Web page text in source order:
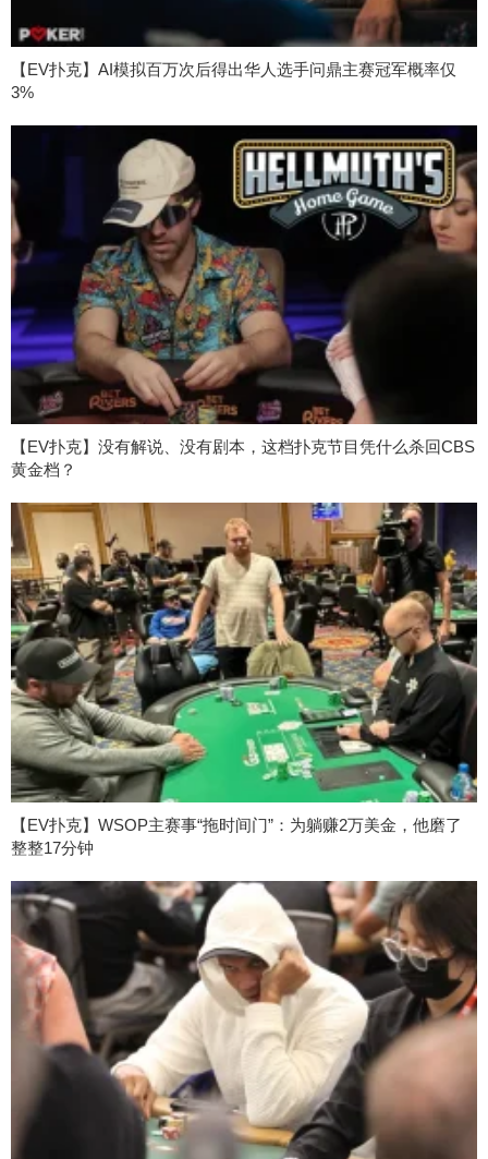
【EV扑克】AI模拟百万次后得出华人选手问鼎主赛冠军概率仅
3%
【EV扑克】没有解说、没有剧本，这档扑克节目凭什么杀回CBS
黄金档？
【EV扑克】WSOP主赛事“拖时间门”：为躺赚2万美金，他磨了
整整17分钟